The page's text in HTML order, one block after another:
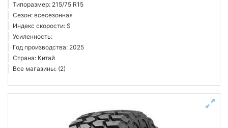
Типоразмер: 215/75 R15
Сезон: всесезонная
Индекс скорости: S
Усиленность:
Год производства: 2025
Страна: Китай
Все магазины: (2)